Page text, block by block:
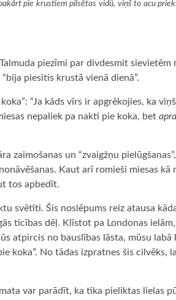
pie krustiem pilsētas vidū, viņš to acu
piezīmi par divdesmit sievietēm
piesitis krustā vienā dienā”.
“Ja kāds vīrs ir apgrēkojies, ka
nepaliek pa nakti pie koka, bet
zaimošanas un “zvaigžņu
Kaut arī romieši miesas kā
tos apbedīt.
svētīti. Šis noslēpums reiz atausa
ticības dēļ. Klīstot pa Londonas
atpircis no bauslības lāsta, mūsu
koka”. No tādas izpratnes šis cilvēks,
var parādīt, ka tika pieliktas lielas